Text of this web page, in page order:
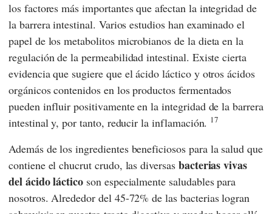
los factores más importantes que afectan la integridad de
la barrera intestinal. Varios estudios han examinado el
papel de los metabolitos microbianos de la dieta en la
regulación de la permeabilidad intestinal. Existe cierta
evidencia que sugiere que el ácido láctico y otros ácidos
orgánicos contenidos en los productos fermentados
pueden influir positivamente en la integridad de la barrera
intestinal y, por tanto, reducir la inflamación. 17
Además de los ingredientes beneficiosos para la salud que
contiene el chucrut crudo, las diversas bacterias vivas
del ácido láctico son especialmente saludables para
nosotros. Alrededor del 45-72% de las bacterias logran